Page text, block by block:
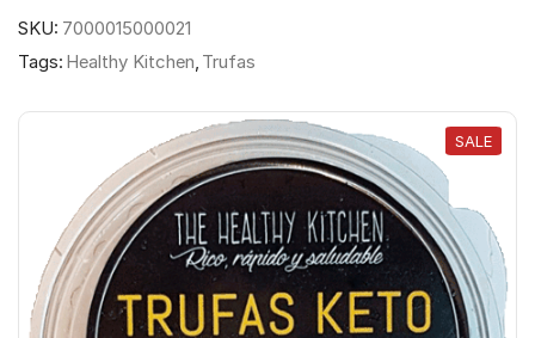
SKU: 7000015000021
Tags: Healthy Kitchen, Trufas
SALE